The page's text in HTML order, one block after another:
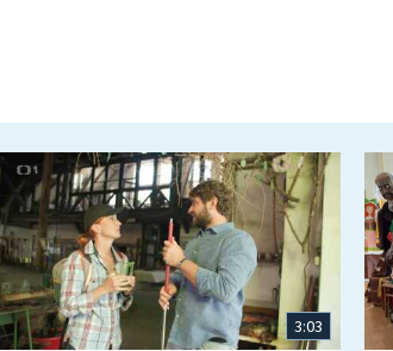
3:03